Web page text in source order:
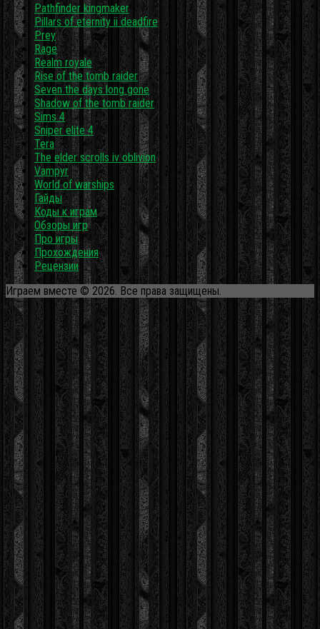
Pathfinder kingmaker
Pillars of eternity ii deadfire
Prey
Rage
Realm royale
Rise of the tomb raider
Seven the days long gone
Shadow of the tomb raider
Sims 4
Sniper elite 4
Tera
The elder scrolls iv oblivion
Vampyr
World of warships
Гайды
Коды к играм
Обзоры игр
Про игры
Прохождения
Рецензии
Играем вместе © 2026. Все права защищены.